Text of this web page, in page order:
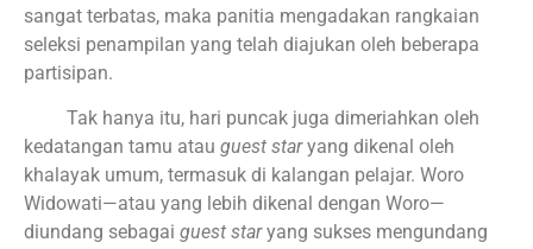
sangat terbatas, maka panitia mengadakan rangkaian
seleksi penampilan yang telah diajukan oleh beberapa
partisipan.
Tak hanya itu, hari puncak juga dimeriahkan oleh
kedatangan tamu atau guest staryang dikenal oleh
khalayak umum, termasuk di kalangan pelajar. Woro
Widowati—atau yang lebih dikenal dengan Woro—
diundang sebagai guest staryang sukses mengundang